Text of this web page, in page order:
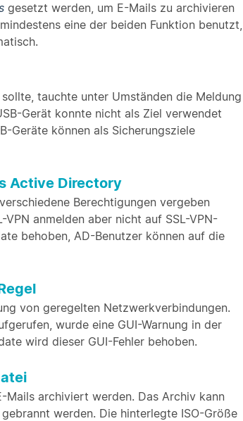
gesetzt werden, um E-Mails zu archivieren
eine der beiden Funktion benutzt,
tauchte unter Umständen die Meldung
Gerät konnte nicht als Ziel verwendet
Geräte können als Sicherungsziele
Active Directory
Berechtigungen vergeben
anmelden aber nicht auf SSL-VPN-
behoben, AD-Benutzer können auf die
von geregelten Netzwerkverbindungen.
wurde eine GUI-Warnung in der
wird dieser GUI-Fehler behoben.
Mails archiviert werden. Das Archiv kann
werden. Die hinterlegte ISO-Größe